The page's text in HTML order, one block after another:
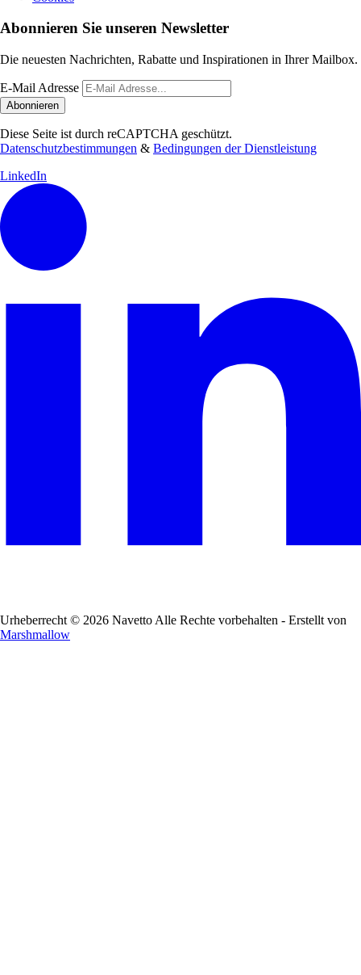
Abonnieren Sie unseren Newsletter
Die neuesten Nachrichten, Rabatte und Inspirationen in Ihrer Mailbox.
E-Mail Adresse
Abonnieren
Diese Seite ist durch reCAPTCHA geschützt.
Datenschutzbestimmungen & Bedingungen der Dienstleistung
LinkedIn
Urheberrecht © 2026 Navetto Alle Rechte vorbehalten - Erstellt von
Marshmallow